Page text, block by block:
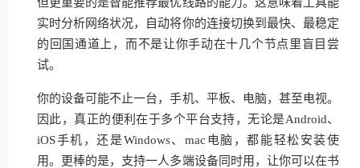
实时分析网络状况，自动将你的连接切换到最快、最稳定
的回国通道上，而不是让你手动在十几个节点里盲目尝
试。
你的设备可能不止一台，手机、平板、电脑，甚至电视。
因此，真正的便利在于多个平台支持，无论是Android、
iOS手机，还是Windows、mac电脑，都能轻松安装使
用。更棒的是，支持一人多端设备同时用，让你可以在书